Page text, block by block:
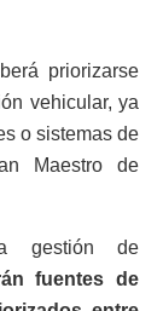
priorizarse
vehicular, ya
o sistemas de
Maestro de
gestión de
fuentes de